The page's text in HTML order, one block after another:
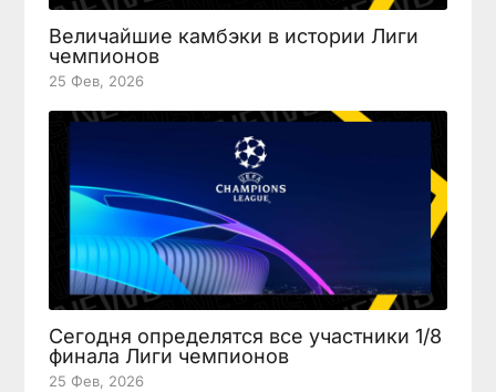
Величайшие камбэки в истории Лиги
чемпионов
25 Фев, 2026
Сегодня определятся все участники 1/8
финала Лиги чемпионов
25 Фев, 2026